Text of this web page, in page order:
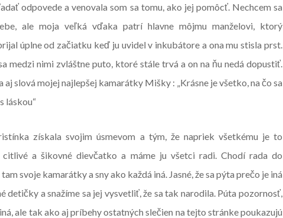
odpovede a venovala som sa tomu, ako jej pomôcť. Nechcem sa
ale moja veľká vďaka patrí hlavne môjmu manželovi, ktorý
úplne od začiatku keď ju uvidel v inkubátore a ona mu stisla prst.
medzi nimi zvláštne puto, ktoré stále trvá a on na ňu nedá dopustiť.
aj slová mojej najlepšej kamarátky Mišky : „Krásne je všetko, na čo sa
láskou“
získala svojim úsmevom a tým, že napriek všetkému je to
citlivé a šikovné dievčatko a máme ju všetci radi. Chodí rada do
svoje kamarátky a sny ako každá iná. Jasné, že sa pýta prečo je iná
detičky a snažíme sa jej vysvetliť, že sa tak narodila. Púta pozornosť,
ale tak ako aj príbehy ostatných slečien na tejto stránke poukazujú